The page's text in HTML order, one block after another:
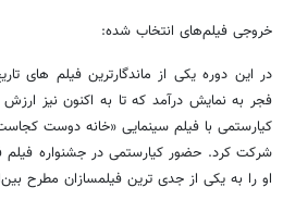
خروجی فیلم‌های انتخاب شده:
در این دوره یکی از ماندگارترین فیلم های
فجر به نمایش درآمد که تا به اکنون نیز
کیارستمی با فیلم سینمایی «خانه دوست
شرکت کرد. حضور کیارستمی در جشنواره فیلم
او را به یکی از جدی ترین فیلمسازان مطرح